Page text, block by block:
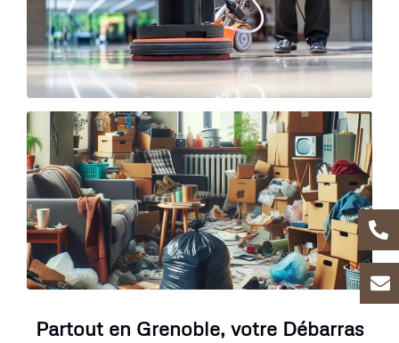
Partout en Grenoble, votre Débarras